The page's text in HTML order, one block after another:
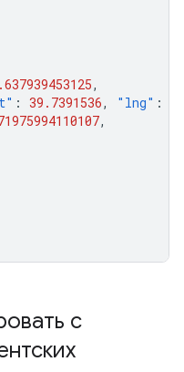
,
: 39.7391536, "lng" :
,
с